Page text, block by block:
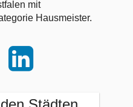
mit
Hausmeister.